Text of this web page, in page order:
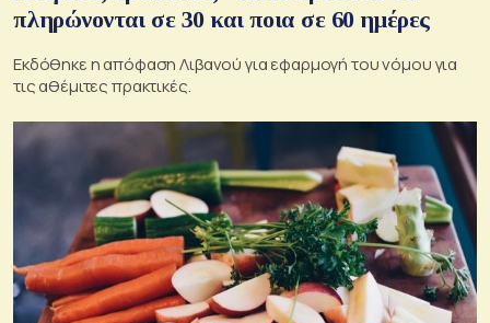
πληρώνονται σε 30 και ποια σε 60 ημέρες
Εκδόθηκε η απόφαση Λιβανού για εφαρμογή του νόμου για
τις αθέμιτες πρακτικές.